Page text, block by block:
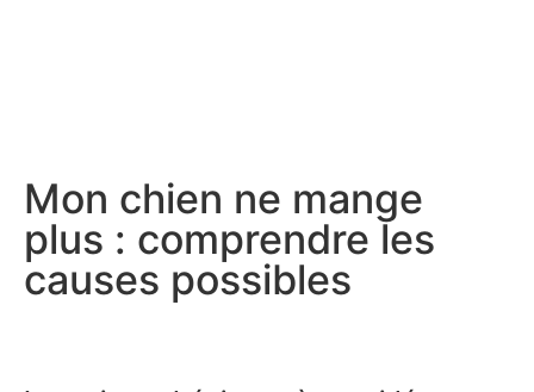
Mon chien ne mange
plus : comprendre les
causes possibles